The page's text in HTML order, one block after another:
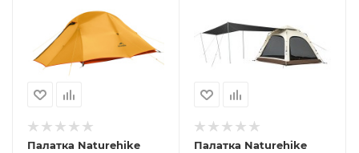
Палатка Naturehike
Палатка Naturehike